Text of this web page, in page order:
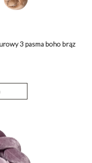
3 pasma boho brąz